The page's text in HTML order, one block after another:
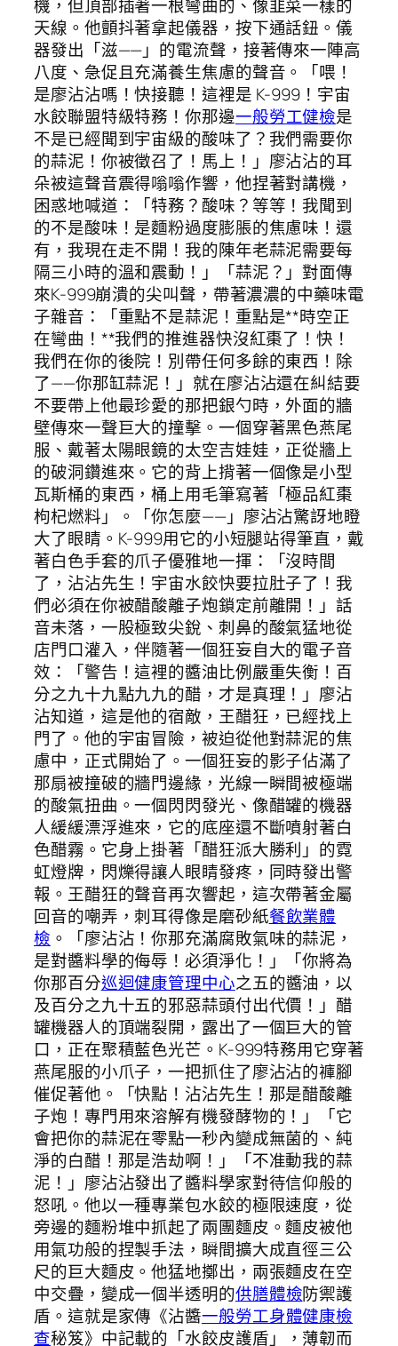
機，但頂部插著一根彎曲的、像韭菜一樣的
天線。他顫抖著拿起儀器，按下通話鈕。儀
器發出「滋——」的電流聲，接著傳來一陣高
八度、急促且充滿養生焦慮的聲音。「喂！
是廖沾沾嗎！快接聽！這裡是 K-999！宇宙
水餃聯盟特級特務！你那邊一般勞工健檢是
不是已經聞到宇宙級的酸味了？我們需要你
的蒜泥！你被徵召了！馬上！」廖沾沾的耳
朵被這聲音震得嗡嗡作響，他捏著對講機，
困惑地喊道：「特務？酸味？等等！我聞到
的不是酸味！是麵粉過度膨脹的焦慮味！還
有，我現在走不開！我的陳年老蒜泥需要每
隔三小時的溫和震動！」「蒜泥？」對面傳
來K-999崩潰的尖叫聲，帶著濃濃的中藥味電
子雜音：「重點不是蒜泥！重點是**時空正
在彎曲！**我們的推進器快沒紅棗了！快！
我們在你的後院！別帶任何多餘的東西！除
了——你那缸蒜泥！」就在廖沾沾還在糾結要
不要帶上他最珍愛的那把銀勺時，外面的牆
壁傳來一聲巨大的撞擊。一個穿著黑色燕尾
服、戴著太陽眼鏡的太空吉娃娃，正從牆上
的破洞鑽進來。它的背上揹著一個像是小型
瓦斯桶的東西，桶上用毛筆寫著「極品紅棗
枸杞燃料」。「你怎麼——」廖沾沾驚訝地瞪
大了眼睛。K-999用它的小短腿站得筆直，戴
著白色手套的爪子優雅地一揮：「沒時間
了，沾沾先生！宇宙水餃快要拉肚子了！我
們必須在你被醋酸離子炮鎖定前離開！」話
音未落，一股極致尖銳、刺鼻的酸氣猛地從
店門口灌入，伴隨著一個狂妄自大的電子音
效：「警告！這裡的醬油比例嚴重失衡！百
分之九十九點九九的醋，才是真理！」廖沾
沾知道，這是他的宿敵，王醋狂，已經找上
門了。他的宇宙冒險，被迫從他對蒜泥的焦
慮中，正式開始了。一個狂妄的影子佔滿了
那扇被撞破的牆門邊緣，光線一瞬間被極端
的酸氣扭曲。一個閃閃發光、像醋罐的機器
人緩緩漂浮進來，它的底座還不斷噴射著白
色醋霧。它身上掛著「醋狂派大勝利」的霓
虹燈牌，閃爍得讓人眼睛發疼，同時發出警
報。王醋狂的聲音再次響起，這次帶著金屬
回音的嘲弄，刺耳得像是磨砂紙餐飲業體
檢 。「廖沾沾！你那充滿腐敗氣味的蒜泥，
是對醬料學的侮辱！必須淨化！」「你將為
你那百分巡迴健康管理中心之五的醬油，以
及百分之九十五的邪惡蒜頭付出代價！」醋
罐機器人的頂端裂開，露出了一個巨大的管
口，正在聚積藍色光芒。K-999特務用它穿著
燕尾服的小爪子，一把抓住了廖沾沾的褲腳
催促著他。「快點！沾沾先生！那是醋酸離
子炮！專門用來溶解有機發酵物的！」「它
會把你的蒜泥在零點一秒內變成無菌的、純
淨的白醋！那是浩劫啊！」「不准動我的蒜
泥！」廖沾沾發出了醬料學家對待信仰般的
怒吼。他以一種專業包水餃的極限速度，從
旁邊的麵粉堆中抓起了兩團麵皮。麵皮被他
用氣功般的捏製手法，瞬間擴大成直徑三公
尺的巨大麵皮。他猛地擲出，兩張麵皮在空
中交疊，變成一個半透明的供膳體檢防禦護
盾。這就是家傳《沾醬一般勞工身體健康檢
查秘笈》中記載的「水餃皮護盾」，薄韌而